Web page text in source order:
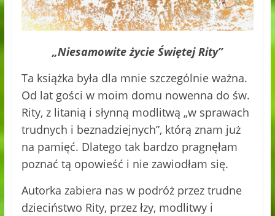
„Niesamowite życie Świętej Rity”
Ta książka była dla mnie szczególnie ważna.
Od lat gości w moim domu nowenna do św.
Rity, z litanią i słynną modlitwą „w sprawach
trudnych i beznadziejnych”, którą znam już
na pamięć. Dlatego tak bardzo pragnęłam
poznać tą opowieść i nie zawiodłam się.
Autorka zabiera nas w podróż przez trudne
dzieciństwo Rity, przez łzy, modlitwy i